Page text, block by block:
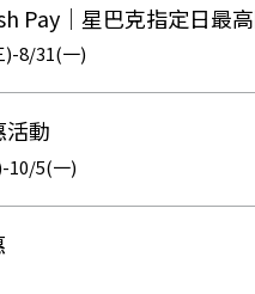
Pay｜星巴克指定日最
)-8/31(一)
活動
10/5(一)